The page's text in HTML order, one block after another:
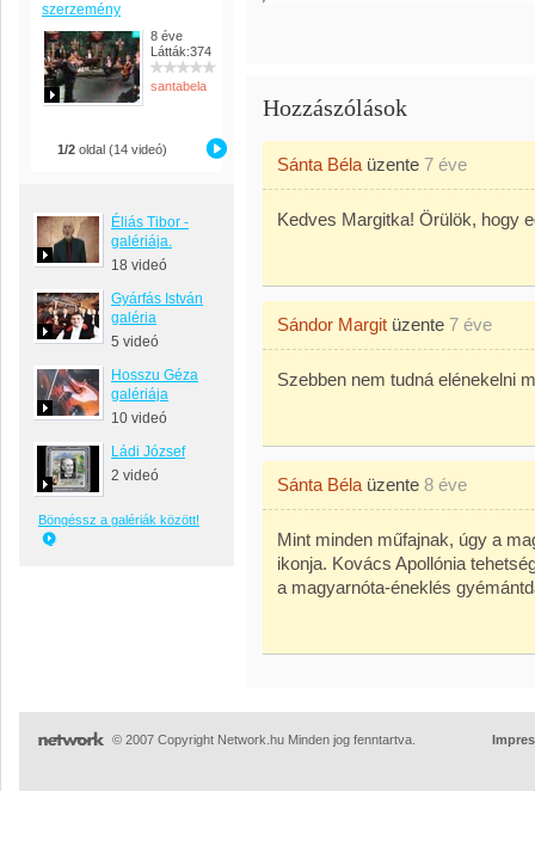
szerzemény
8 éve
Látták:374
santabela
1/2 oldal (14 videó)
Éliás Tibor -
galériája.
18 videó
Gyárfás István
galéria
5 videó
Hosszu Géza
galériája
10 videó
Ládi József
2 videó
Böngéssz a galériák között!
Hozzászólások
Sánta Béla üzente 7 éve
Kedves Margitka! Örülök, hogy
Sándor Margit üzente 7 éve
Szebben nem tudná elénekelni
Sánta Béla üzente 8 éve
Mint minden műfajnak, úgy a
ikonja. Kovács Apollónia
a magyarnóta-éneklés
© 2007 Copyright Network.hu Minden jog fenntartva.